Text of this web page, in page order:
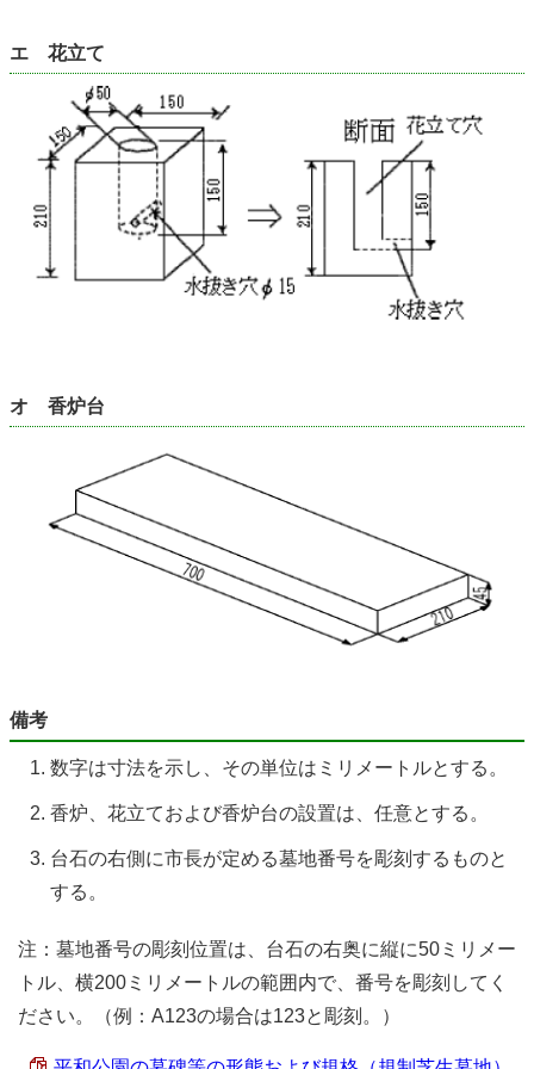
エ 花立て
オ 香炉台
備考
数字は寸法を示し、その単位はミリメートルとする。
香炉、花立ておよび香炉台の設置は、任意とする。
台石の右側に市長が定める墓地番号を彫刻するものと
する。
注：墓地番号の彫刻位置は、台石の右奥に縦に50ミリメー
トル、横200ミリメートルの範囲内で、番号を彫刻してく
ださい。（例：A123の場合は123と彫刻。）